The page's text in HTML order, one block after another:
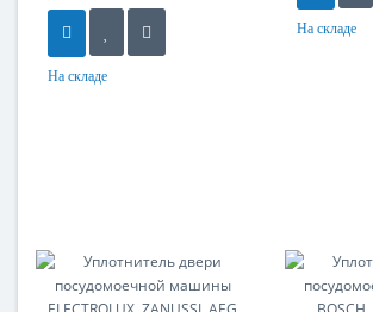
На складе
На складе